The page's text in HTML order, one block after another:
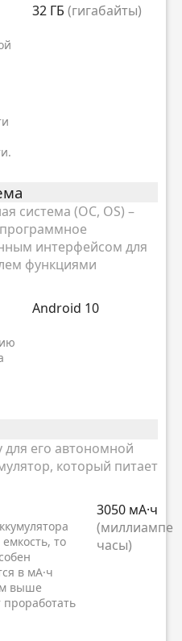
32 ГБ (гигабайты)
система (ОС, OS) –
интерфейсом для
функциями
Android 10
его автономной
который питает
то
в мА·ч
выше
3050 мА·ч
часы)